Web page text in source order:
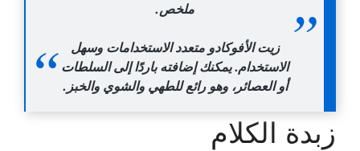
ملخص.
زيت الأفوكادو متعدد الاستخدامات وسهل
الاستخدام. يمكنك إضافته باردًا إلى السلطات
أو العصائر، وهو رائع للطهي والشوي والخبز.
زبدة الكلام